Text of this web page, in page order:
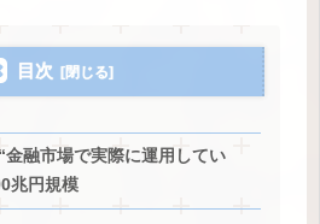
目次
金融市場で実際に運用してい
兆円規模